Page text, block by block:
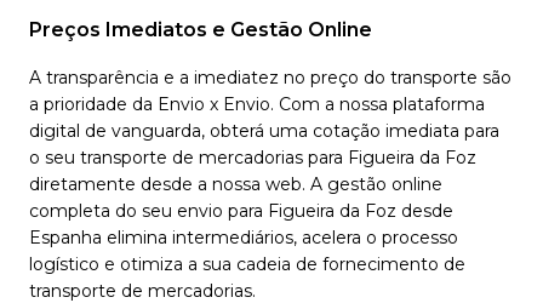
Preços Imediatos e Gestão Online
A transparência e a imediatez no preço do transporte são
a prioridade da Envio x Envio. Com a nossa plataforma
digital de vanguarda, obterá uma cotação imediata para
o seu transporte de mercadorias para Figueira da Foz
diretamente desde a nossa web. A gestão online
completa do seu envio para Figueira da Foz desde
Espanha elimina intermediários, acelera o processo
logístico e otimiza a sua cadeia de fornecimento de
transporte de mercadorias.